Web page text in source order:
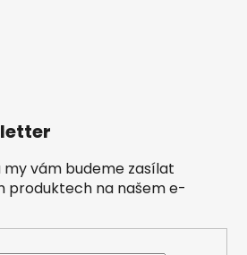
vám budeme zasílat
produktech na našem e-